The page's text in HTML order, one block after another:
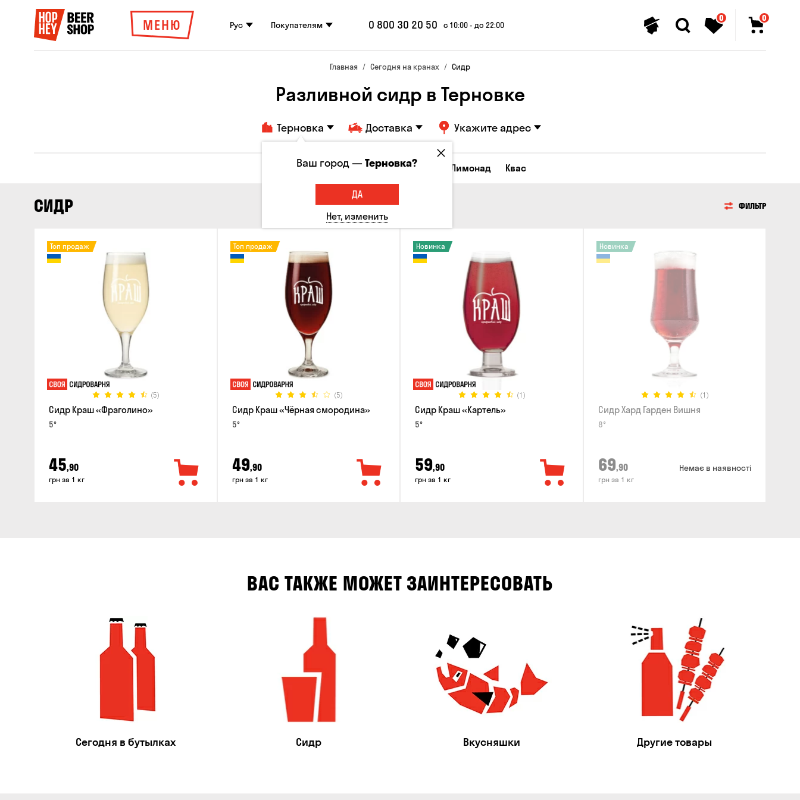
МЕНЮ Рус Покупателям 0 800 30 20 50 с 10:00 - до 22:00
0 0
Главная Сегодня на кранах Сидр
Разливной сидр в Терновке
Терновка Доставка Укажите адрес
Все товары Пиво Сидр Вино Лимонад Квас
СИДР ФИЛЬТР
(5)
Топ продаж
Сидр Краш «Фраголино»
5°
45,90
грн за 1 кг
(5)
Топ продаж
Сидр Краш «Чёрная смородина»
5°
49,90
грн за 1 кг
(1)
Новинка
Сидр Краш «Картель»
5°
59,90
грн за 1 кг
(1)
Новинка
Сидр Хард Гарден Вишня
8°
69,90
грн за 1 кг
Немає в наявності
ВАС ТАКЖЕ МОЖЕТ ЗАИНТЕРЕСОВАТЬ
Сегодня в бутылках Сидр Вкусняшки Другие товары
Ваш город —Терновка?
ДА
Нет, изменить